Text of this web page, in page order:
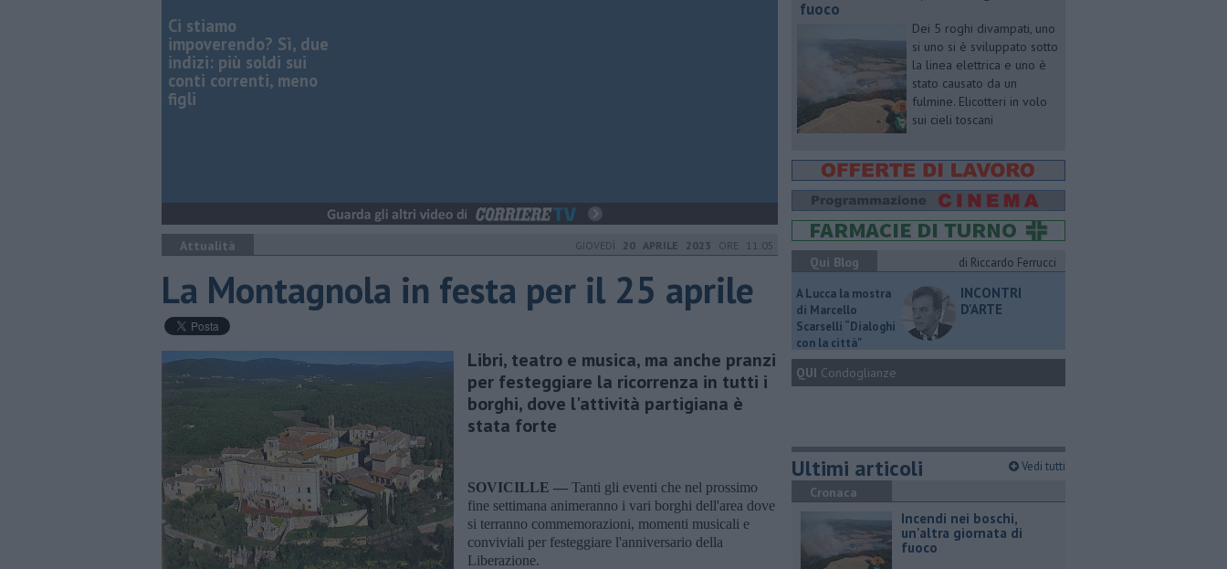
Ci stiamo
impoverendo? Sì, due
indizi: più soldi sui
conti correnti, meno
figli
Attualità GIOVEDÌ 20 APRILE 2023 ORE 11:05
La Montagnola in festa per il 25 aprile
Libri, teatro e musica, ma anche pranzi
per festeggiare la ricorrenza in tutti i
borghi, dove l'attività partigiana è
stata forte
SOVICILLE — Tanti gli eventi che nel prossimo
fine settimana animeranno i vari borghi dell'area dove
si terranno commemorazioni, momenti musicali e
conviviali per festeggiare l'anniversario della
Liberazione.
fuoco
Dei 5 roghi divampati, uno
si uno si è sviluppato sotto
la linea elettrica e uno è
stato causato da un
fulmine. Elicotteri in volo
sui cieli toscani
Qui Blog
di Riccardo Ferrucci
A Lucca la mostra
di Marcello
Scarselli “Dialoghi
con la città"
INCONTRI
D'ARTE
QUI Condoglianze
Ultimi articoli Vedi tutti
Cronaca
Incendi nei boschi,
un'altra giornata di
fuoco